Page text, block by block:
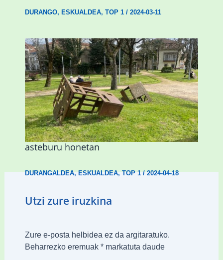
DURANGO, ESKUALDEA, TOP 1/ 2024-03-11
Gerediagak Durangoko aire zabaleko
eskulturak ezagutzera emango ditu
asteburu honetan
DURANGALDEA,ESKUALDEA,TOP 1/2024-04-18
Utzi zure iruzkina
Zure e-posta helbidea ez da argitaratuko.
Beharrezko eremuak *markatuta daude